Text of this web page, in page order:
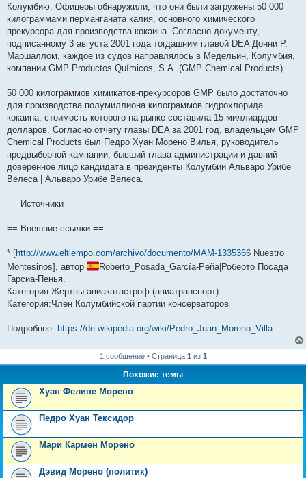
Колумбию. Офицеры обнаружили, что они были загружены 50 000
килограммами перманганата калия, основного химического
прекурсора для производства кокаина. Согласно документу,
подписанному 3 августа 2001 года тогдашним главой DEA Донни Р.
Маршаллом, каждое из судов направлялось в Медельин, Колумбия,
компании GMP Productos Químicos, S.A. (GMP Chemical Products).
50 000 килограммов химикатов-прекурсоров GMP было достаточно
для производства полумиллиона килограммов гидрохлорида
кокаина, стоимость которого на рынке составила 15 миллиардов
долларов. Согласно отчету главы DEA за 2001 год, владельцем GMP
Chemical Products был Педро Хуан Морено Вилья, руководитель
предвыборной кампании, бывший глава администрации и давний
доверенное лицо кандидата в президенты Колумбии Альваро Урибе
Велеса | Альваро Урибе Велеса.
== Источники ==
== Внешние ссылки ==
* [http://www.eltiempo.com/archivo/documento/MAM-1335366 Nuestro
Montesinos], автор
Roberto_Posada_García-Peña|Роберто Посада
Гарсиа-Пенья.
Категория:Жертвы авиакатастроф (авиатранспорт)
Категория:Член Колумбийской партии консерваторов
Подробнее: https://de.wikipedia.org/wiki/Pedro_Juan_Moreno_Villa
1 сообщение • Страница 1 из 1
Похожие темы
Хуан Фелипе Морено
Педро Хуан Тексидор
Мари Кармен Морено
Дэвид Морено (политик)